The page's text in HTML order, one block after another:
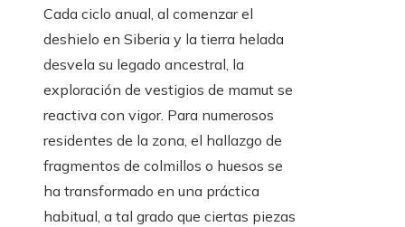
Cada ciclo anual, al comenzar el
deshielo en Siberia y la tierra helada
desvela su legado ancestral, la
exploración de vestigios de mamut se
reactiva con vigor. Para numerosos
residentes de la zona, el hallazgo de
fragmentos de colmillos o huesos se
ha transformado en una práctica
habitual, a tal grado que ciertas piezas